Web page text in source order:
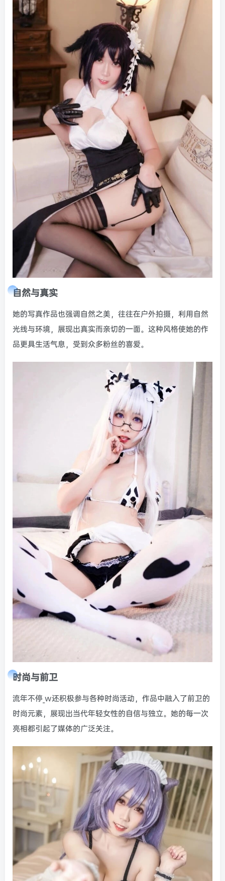
自然与真实
她的写真作品也强调自然之美，往往在户外拍摄，利用自然
光线与环境，展现出真实而亲切的一面。这种风格使她的作
品更具生活气息，受到众多粉丝的喜爱。
时尚与前卫
流年不停_w还积极参与各种时尚活动，作品中融入了前卫的
时尚元素，展现出当代年轻女性的自信与独立。她的每一次
亮相都引起了媒体的广泛关注。